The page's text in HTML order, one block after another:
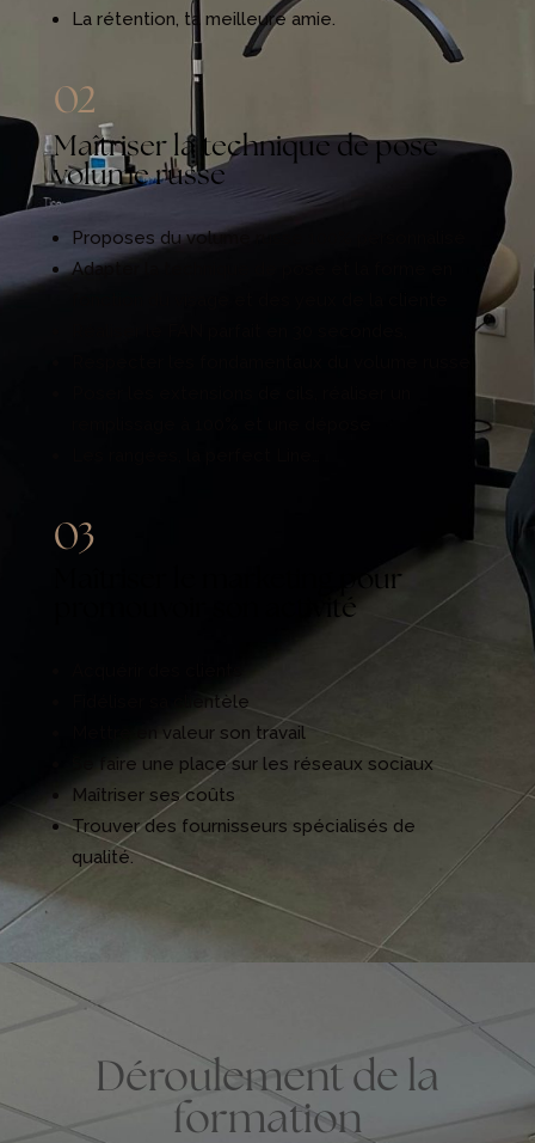
La rétention, ta meilleure amie.
02
Maîtriser la technique de pose
volume russe
Proposes du volume russe 100% personnalisé
Adapter la technique de pose et la forme en
03
Maîtriser le marketing pour
promouvoir son activité
Fidéliser sa clientèle
Mettre en valeur son travail
Se faire une place sur les réseaux sociaux
Maîtriser ses coûts
Trouver des fournisseurs spécialisés de
qualité.
Déroulement de la
formation